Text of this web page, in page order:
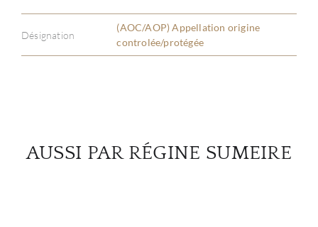
Désignation
(AOC/AOP) Appellation origine
controlée/protégée
AUSSI PAR RÉGINE SUMEIRE